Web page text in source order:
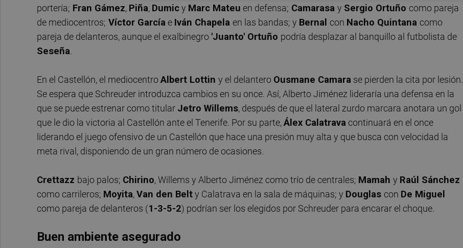
portería; Fran Gámez, Piña, Dumicy Marc Mateu en defensa; Camarasa y Sergio Ortuño como pareja
de mediocentros; Víctor García e Iván Chapela en las bandas; y Bernal con Nacho Quintana como
pareja de delanteros, aunque el exalbinegro 'Juanto' Ortuño podría desplazar al banquillo al futbolista de
Seseña.
En el Castellón, el mediocentroAlbert Lottin y el delantero Ousmane Camara se pierden la cita por lesión.
Se espera que Schreuder introduzca cambios en su once. Así, Alberto Jiménez lideraría una defensa en la
que se puede estrenar como titular Jetro Willems, después de que el lateral zurdo marcara anotara un gol
que le dio la victoria al Castellón ante el Tenerife. Por su parte,Álex Calatrava continuará en el once
liderando el juego ofensivo de un Castellón que hace una presión muy alta y que busca con velocidad la
meta rival, disponiendo de un gran número de ocasiones.
Crettazz bajo palos; Chirino, Willems y Alberto Jiménez como trío de centrales; Mamah y Raúl Sánchez
como carrileros; Moyita,Van den Belty Calatrava en la sala de máquinas; y Douglas con De Miguel
como pareja de delanteros (1-3-5-2) podrían ser los elegidos por Schreuder para encarar el choque.
Buen ambiente asegurado